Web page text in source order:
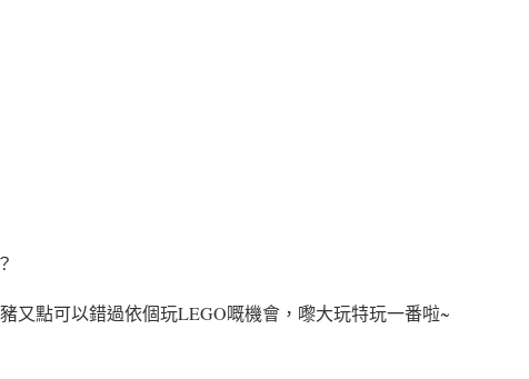
又點可以錯過依個玩LEGO嘅機會 ，嚟大玩特玩一番啦~